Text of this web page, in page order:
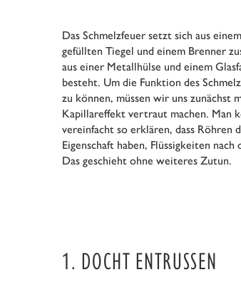
Das Schmelzfeuer setzt sich aus
gefüllten Tiegel und einem Brenner
aus einer Metallhülse und einem
besteht. Um die Funktion des
zu können, müssen wir uns zunächst
Kapillareffekt vertraut machen. Man
vereinfacht so erklären, dass Röhren
Eigenschaft haben, Flüssigkeiten nach
Das geschieht ohne weiteres Zutun.
1. DOCHT ENTRUSSEN